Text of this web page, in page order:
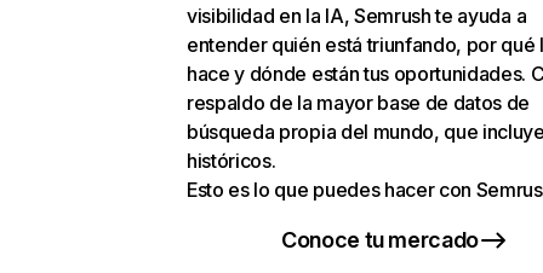
visibilidad en la IA, Semrush te ayuda a
entender quién está triunfando, por qué
hace y dónde están tus oportunidades.
respaldo de la mayor base de datos de
búsqueda propia del mundo, que
históricos.
Esto es lo que puedes hacer con
Conoce tu mercado